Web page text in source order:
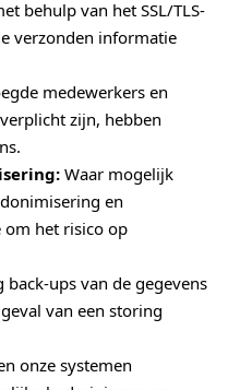
behulp van het SSL/TLS-
verzonden informatie
medewerkers en
zijn, hebben
Waar mogelijk
en
om het risico op
ups van de gegevens
van een storing
onze systemen